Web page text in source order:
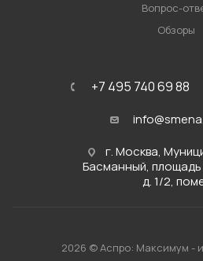
Вопрос-
Обзоры
+7 495 740 69 88
г. Москва,
Басманный, площадь
д. 1/2,
2026 © Аспро: Максимум -